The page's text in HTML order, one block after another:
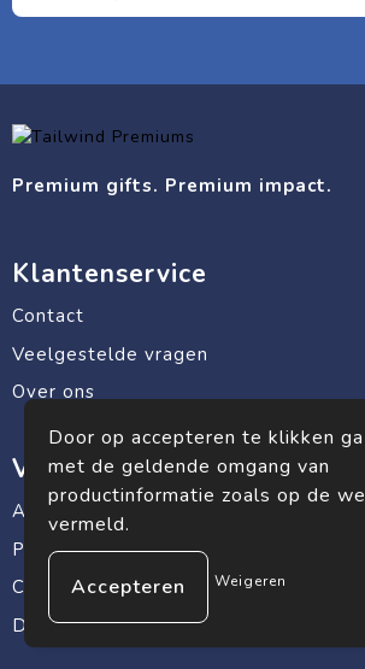
Premium gifts. Premium impact.
Klantenservice
Contact
Veelgestelde vragen
Over ons
Veilig winkelen
Algemene voorwaarden
Privacyverklaring
Cookiebeleid
Disclaimer
Door op accepteren te klikken
met de geldende omgang van
productinformatie zoals op de
vermeld.
Weigeren